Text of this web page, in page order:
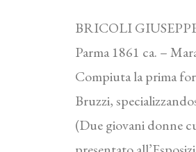
BRICOLI
Parma 1861 ca. –
Compiuta la prima
Bruzzi,
(Due giovani donne